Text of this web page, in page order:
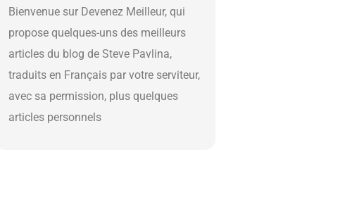
Bienvenue sur Devenez Meilleur, qui
propose quelques-uns des meilleurs
articles du blog de Steve Pavlina,
traduits en Français par votre serviteur,
avec sa permission, plus quelques
articles personnels